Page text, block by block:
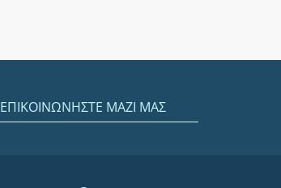
ΕΠΙΚΟΙΝΩΝΗΣΤΕ ΜΑΖΙ ΜΑΣ